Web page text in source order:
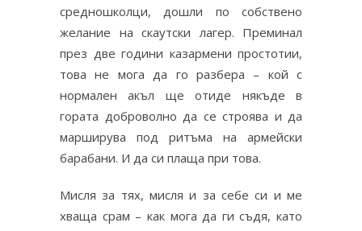
средношколци, дошли по собствено
желание на скаутски лагер. Преминал
през две години казармени простотии,
това не мога да го разбера – кой с
нормален акъл ще отиде някъде в
гората доброволно да се строява и да
марширува под ритъма на армейски
барабани. И да си плаща при това.
Мисля за тях, мисля и за себе си и ме
хваща срам – как мога да ги съдя, като